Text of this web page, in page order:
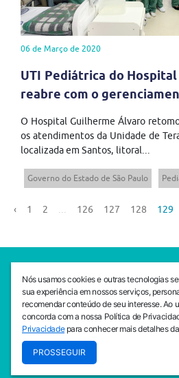
06 de Março de 2020
UTI Pediátrica do
reabre com o
O Hospital Guilherme Álvaro
os atendimentos da Unidade de
localizada em Santos, litoral...
Governo do Estado de São Paulo
‹ 1 2 126 127 128 129
Av. da Liberdade, 765, Liberdade,
(11) 3469 -
INSTITUTO
Av. da Liberdade, 765, Liberdade,
Nós usamos cookies e outras tecnologias
sua experiência em nossos serviços,
recomendar conteúdo de seu interesse. Ao
concorda com a nossa Política de
Privacidadepara conhecer mais detalhes
PROSSEGUIR